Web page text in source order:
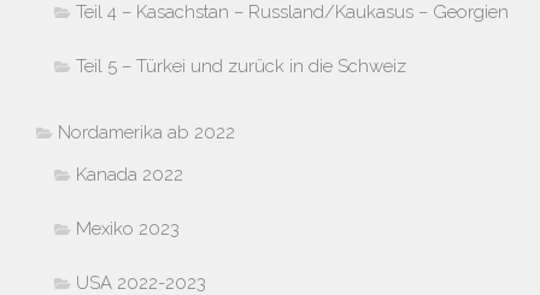
Teil 4 – Kasachstan – Russland/Kaukasus – Georgien
Teil 5 – Türkei und zurück in die Schweiz
Nordamerika ab 2022
Kanada 2022
Mexiko 2023
USA 2022-2023